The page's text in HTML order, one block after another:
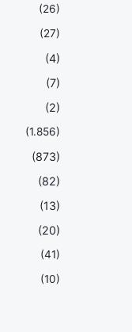
(26)
(27)
(4)
(7)
(2)
(1.856)
(873)
(82)
(13)
(20)
(41)
(10)